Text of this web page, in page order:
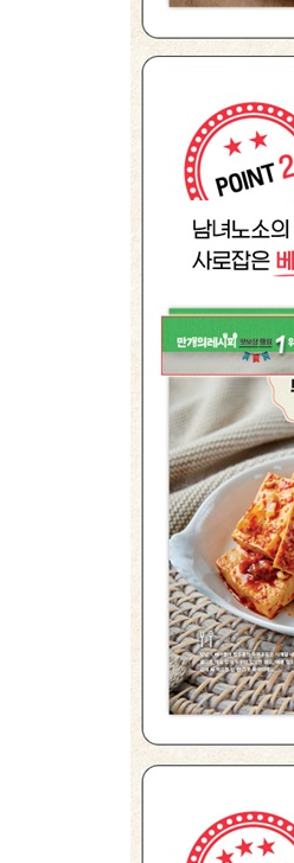
3위. 메추리알장조림
4위. 매콤어묵볶음
5위. 감자채볶음
6위. 크래미달걀말이
7위. 볶음김치
8위. 명엽채볶음
10위. 김치두부동그
11위. 고추장멸치볶
12위. 땅콩조림
13위. 뱅어포조림
14위. 콩자반
아이들이 가장 사랑
꼬마들을 위한 영양
1위. 소시지볶음
2위. 카레어묵볶음
3위. 햄양파링전
4위. 소고기두부볶음
6위. 채소참치볶음
7위. 오징어간장볶음